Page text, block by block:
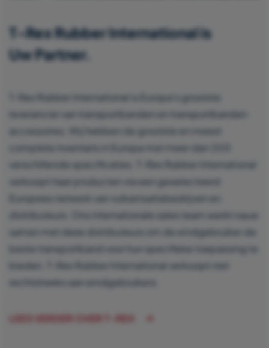
T-Rex Rubber International is
Uw Partner.
T-Rex Rubber International is Europa’s grootste
leverancier van transportbanden en transportbanden
accessoires. Wij hebben de grootste en meest
complete inventaris in Europa met meer dan 200
verschillende specificaties. T-Rex Rubber International
verkoopt haar producten via een geselecteerd
Europees netwerk van vulkanisatiebedrijven en
distributeurs. Ons internationale sales team werkt nauw
samen met deze distributeurs om de eindgebruiker de
beste transportband voor hun specifieke toepassing te
bieden. T-Rex Rubber International verkoopt niet
rechtstreeks aan eindgebruikers.
LEES VERDER OVER T-REX